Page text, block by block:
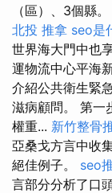
（區）、3個縣
北投 推拿 seo是
世界海大門中也
運物流中心平海
介紹公共衛生緊
滋病顧問。 第一
權重... 新竹整骨
亞桑戈方言中收
絕佳例子。 seo
言部分分析了口